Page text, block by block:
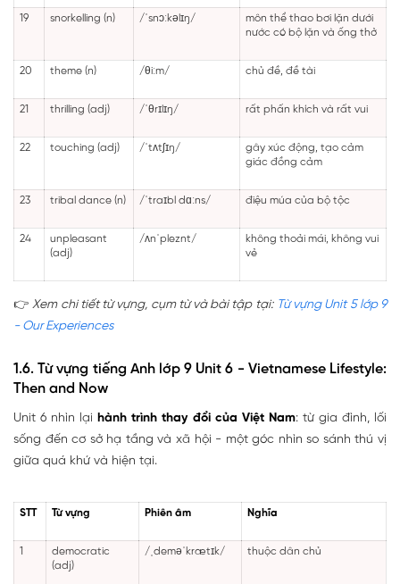
19 snorkelling (n) /ˈsnɔːkəlɪŋ/
môn thể thao bơi lặn dưới
nước có bộ lặn và ống thở
20 theme (n) /θiːm/ chủ đề, đề tài
21 thrilling (adj) /ˈθrɪlɪŋ/ rất phấn khích và rất vui
22 touching (adj) /ˈtʌtʃɪŋ/
gây xúc động, tạo cảm
giác đồng cảm
23 tribal dance (n) /ˈtraɪbl dɑːns/ điệu múa của bộ tộc
24
unpleasant
(adj)
/ʌnˈpleznt/
không thoải mái, không vui
vẻ
👉Xem chi tiết từ vựng, cụm từ và bài tập tại: Từ vựng Unit 5 lớp 9
- Our Experiences
1.6. Từ vựng tiếng Anh lớp 9 Unit 6 - Vietnamese Lifestyle:
Then and Now
Unit 6 nhìn lại hành trình thay đổi của Việt Nam: từ gia đình, lối
sống đến cơ sở hạ tầng và xã hội - một góc nhìn so sánh thú vị
giữa quá khứ và hiện tại.
STT Từ vựng Phiên âm Nghĩa
1
democratic
(adj)
/ˌdeməˈkrætɪk/ thuộc dân chủ